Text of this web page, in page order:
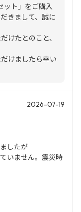
ット」をご購入
きまして、誠に
けたとのこと、
けましたら幸い
2026-07-19
したが
いません。震災時